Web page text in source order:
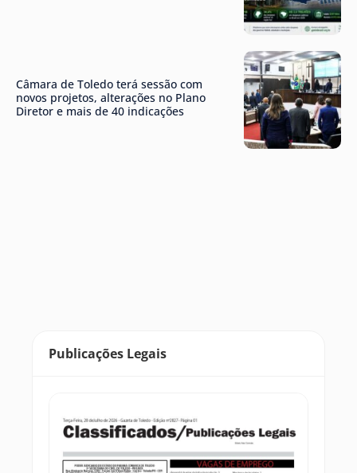
Câmara de Toledo terá sessão com
novos projetos, alterações no Plano
Diretor e mais de 40 indicações
Publicações Legais